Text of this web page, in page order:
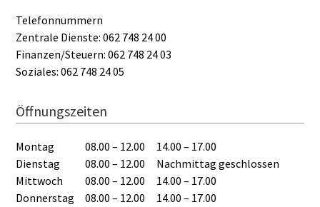
Telefonnummern
Zentrale Dienste: 062 748 24 00
Finanzen/Steuern: 062 748 24 03
Soziales: 062 748 24 05
Öffnungszeiten
Montag 08.00 – 12.00
14.00 – 17.00
Dienstag
08.00 – 12.00
Nachmittag geschlossen
Mittwoch
08.00 – 12.00
14.00 – 17.00
Donnerstag
08.00 – 12.00
14.00 – 17.00